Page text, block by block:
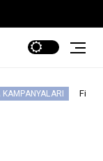
Fiat'ta Ağustos Ayında